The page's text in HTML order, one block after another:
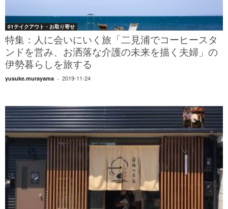
01テイクアウト・お取り寄せ
特集：人に会いにいく旅「二見浦でコーヒースタ
ンドを営み、お洒落な介護の未来を描く夫婦」の
伊勢暮らしを旅する
yusuke.murayama - 2019-11-24